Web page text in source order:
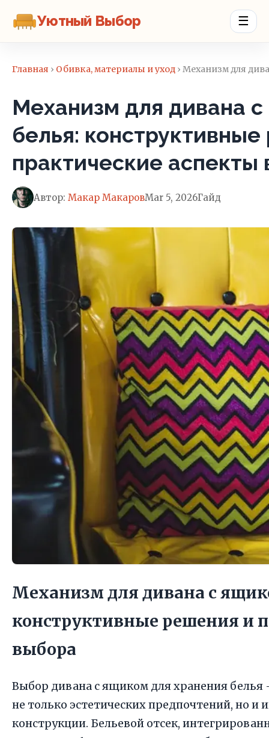
Уютный Выбор ☰
Главная › Обивка, материалы и уход › Механизм для
Механизм для дивана
белья:
практические аспекты
Автор: Макар МакаровMar 5, 2026Гайд
Механизм для дивана с
конструктивные решения и
выбора
Выбор дивана с ящиком для хранения
не только эстетических предпочтений, но
конструкции. Бельевой отсек,